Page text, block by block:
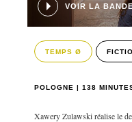
VOIR LA
TEMPS Ø
POLOGNE | 138
Xawery Zulawski réalise le